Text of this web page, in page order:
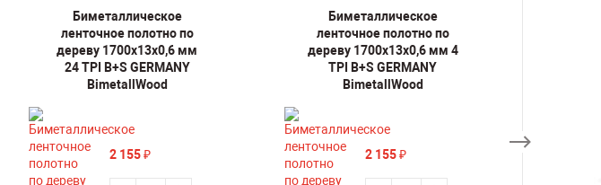
Биметаллическое
ленточное полотно по
дереву 1700х13х0,6 мм
24 TPI B+S GERMANY
BimetallWood
2 155 ₽
Биметаллическое
ленточное полотно по
дереву 1700х13х0,6 мм 4
TPI B+S GERMANY
BimetallWood
2 155 ₽